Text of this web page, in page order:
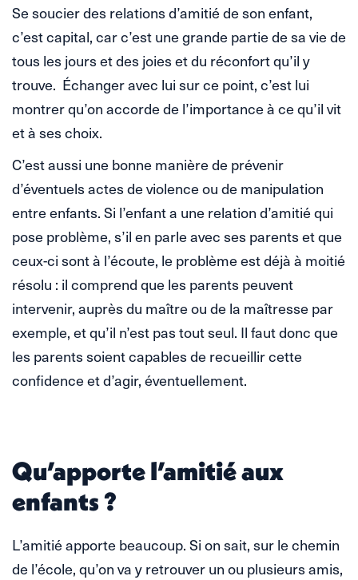
Se soucier des relations d’amitié de son enfant,
c’est capital, car c’est une grande partie de sa vie de
tous les jours et des joies et du réconfort qu’il y
trouve. Échanger avec lui sur ce point, c’est lui
montrer qu’on accorde de l’importance à ce qu’il vit
et à ses choix.
C’est aussi une bonne manière de prévenir
d’éventuels actes de violence ou de manipulation
entre enfants. Si l’enfant a une relation d’amitié qui
pose problème, s’il en parle avec ses parents et que
ceux-ci sont à l’écoute, le problème est déjà à moitié
résolu : il comprend que les parents peuvent
intervenir, auprès du maître ou de la maîtresse par
exemple, et qu’il n’est pas tout seul. Il faut donc que
les parents soient capables de recueillir cette
confidence et d’agir, éventuellement.
Qu’apporte l’amitié aux
enfants ?
L’amitié apporte beaucoup. Si on sait, sur le chemin
de l’école, qu’on va y retrouver un ou plusieurs amis,